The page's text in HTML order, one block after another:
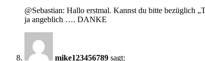
@Sebastian: Hallo erstmal. Kannst du bitte bezüglich
ja angeblich …. DANKE
mike123456789 sagt: